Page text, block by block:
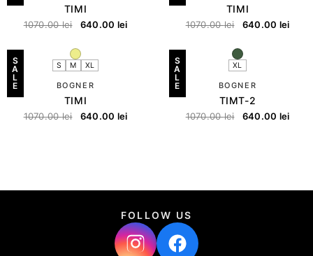
TIMI
1070.00lei 640.00 lei
TIMI
1070.00lei 640.00 lei
S
A
L
E
S M XL
BOGNER
TIMI
1070.00lei 640.00 lei
S
A
L
E
XL
BOGNER
TIMT-2
1070.00lei 640.00 lei
FOLLOW US